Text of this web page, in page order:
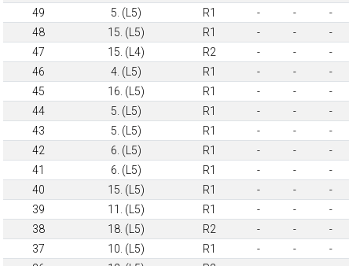
49
5. (L5) R1 - -
-
48
15. (L5) R1 - -
-
47
15. (L4) R2 - -
-
46
4. (L5) R1 - -
-
45
16. (L5) R1 - -
-
44
5. (L5) R1 - -
-
43
5. (L5) R1 - -
-
42
6. (L5) R1 - -
-
41
6. (L5) R1 - -
-
40
15. (L5) R1 - -
-
39
11. (L5) R1 - -
-
38
18. (L5) R2 - -
-
37
10. (L5) R1 - -
-